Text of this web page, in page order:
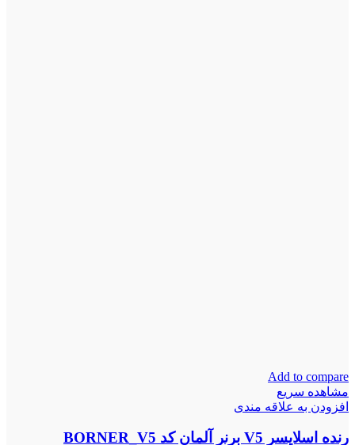
Add to compare
مشاهده سریع
افزودن به علاقه مندی
رنده اسلایسر V5 برنر آلمان کد BORNER_V5